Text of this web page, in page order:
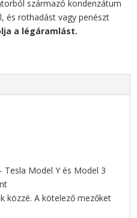
származó kondenzátum
és rothadást vagy penészt
a légáramlást.
Tesla Model Y és Model 3
közzé. A kötelező mezőket